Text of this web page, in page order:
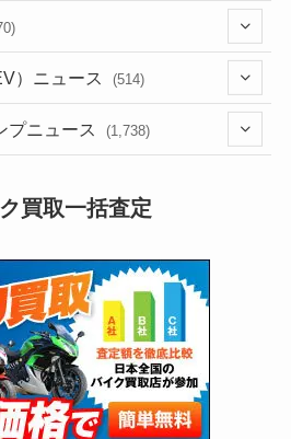
(252)
(6,957)
(2,473)
(249)
(12) (66)
(16)
(141)
(255)
(204)
(166)
(23)
(33)
(34)
(16)
(2,744)
(211)
）ニュース (514)
(132)
(171)
(118)
(27)
プニュース (1,738)
(1,605)
(147)
(13)
買取一括査定